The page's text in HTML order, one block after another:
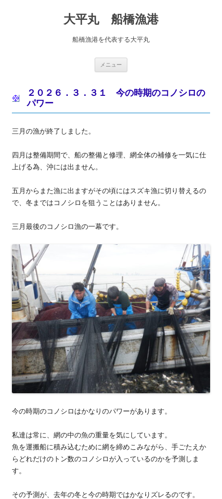
大平丸 船橋漁港
船橋漁港を代表する大平丸
メニュー
２０２６．３．３１ 今の時期のコノシロの
パワー
三月の漁が終了しました。
四月は整備期間で、船の整備と修理、網全体の補修を一気に仕
上げる為、沖には出ません。
五月からまた漁に出ますがその頃にはスズキ漁に切り替えるの
で、冬まではコノシロを狙うことはありません。
三月最後のコノシロ漁の一幕です。
今の時期のコノシロはかなりのパワーがあります。
私達は常に、網の中の魚の重量を気にしています。
魚を運搬船に積み込むために網を締めこみながら、手ごたえか
らどれだけのトン数のコノシロが入っているのかを予測しま
す。
その予測が、去年の冬と今の時期ではかなりズレるのです。